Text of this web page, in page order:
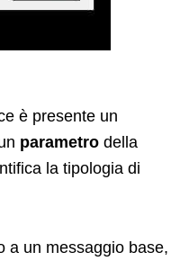
è presente un
parametro della
la tipologia di
a un messaggio base,